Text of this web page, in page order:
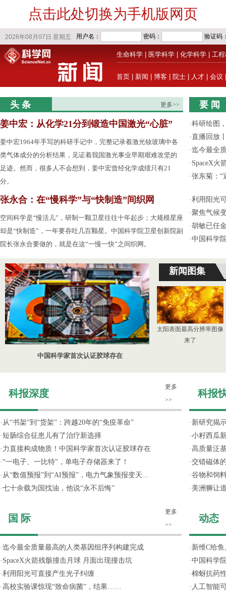
点击此处切换为手机版网页
生命科学 医学科学 化学科学 工
首页 新闻 博客 院士 人才 会议
头 条 更多>>
姜中宏：从化学21分到锻造中国激光“心脏”
姜中宏1964年手写的科研手记中，完整记录着激光钕玻璃中各
类气体成分的分析结果，见证着我国激光事业早期艰难攻坚的
足迹。然而，很多人不会想到，姜中宏曾经化学成绩只有21
分。
张永合：在“慢科学”与“快制造”间织网
空间科学是“慢活儿”，研制一颗卫星往往十年起步；大规模星座
却是“快制造”，一年要吞吐几百颗星。中国科学院卫星创新院副
院长张永合要做的，就是在这“一慢一快”之间织网。
要 闻
·科研绘图
·直播回放
·迄今最全
· SpaceX火
·张东菊：“
·利用阳光
·聚焦气候
·胡敏已任
·中国科学
中国科学家首次认证胶球存在
新闻图集
太阳表面最高分辨率图像
来了
科报深度
更多
>>
· 从“书架”到“货架”：跨越20年的“免疫革命”
· 短肠综合征患儿有了治疗新选择
· 力直接构成物质！中国科学家首次认证胶球存在
·“一电子、一比特”，单电子存储器来了！
· 从“数值预报”到“AI预报”，电力气象预报变天...
·七十余载为国找油，他说“永不后悔”
国 际
更多
>>
·迄今最全质量最高的人类基因组序列构建完成
· SpaceX火箭残骸撞击月球 月面出现撞击坑
·利用阳光可直接产生光子纠缠
· 高校实验课惊现“致命病菌”，结果……
科报
· 新研究揭
·小籽西瓜
· 高质量泛
·交错磁体
·谷物和饲
· 美洲狮让
动态
· 新维C给
·中国科学
·棉蚜抗药
· 人工智能